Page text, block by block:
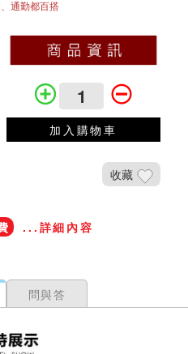
通勤都百搭
加入購物車
收藏
...詳細內容
問與答